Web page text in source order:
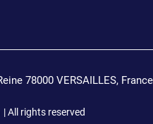
All rights reserved
78000 VERSAILLES, France